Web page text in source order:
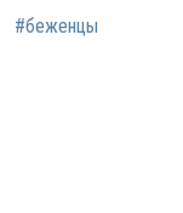
#беженцы